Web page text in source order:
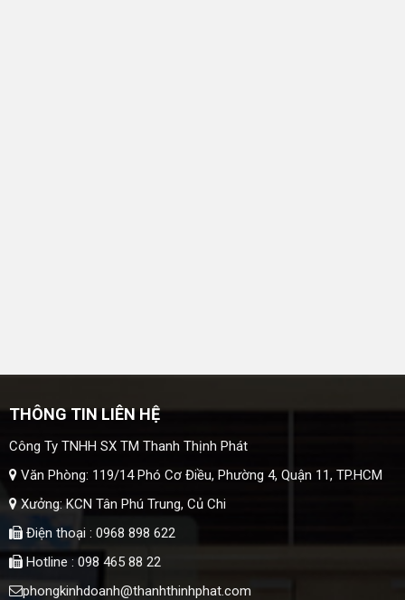
THÔNG TIN LIÊN HỆ
Công Ty TNHH SX TM Thanh Thịnh Phát
Văn Phòng: 119/14 Phó Cơ Điều, Phường 4, Quận 11, TP.HCM
Xưởng: KCN Tân Phú Trung, Củ Chi
Điện thoại : 0968 898 622
Hotline : 098 465 88 22
phongkinhdoanh@thanhthinhphat.com